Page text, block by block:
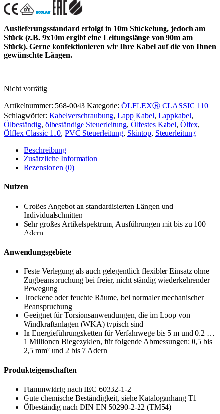
Auslieferungsstandard erfolgt in 10m Stückelung, jedoch am
Stück (z.B. 9x10m ergibt eine Leitungslänge von 90m am
Stück). Gerne konfektionieren wir Ihre Kabel auf die von Ihnen
gewünschte Längen.
Nicht vorrätig
Artikelnummer: 568-0043 Kategorie: ÖLFLEXⓇ CLASSIC 110
Schlagwörter: Kabelverschraubung, Lapp Kabel, Lappkabel,
Ölbeständig, ölbeständige Steuerleitung, Ölfestes Kabel, Ölfex,
Ölflex Classic 110, PVC Steuerleitung, Skintop, Steuerleitung
Beschreibung
Zusätzliche Information
Rezensionen (0)
Nutzen
Großes Angebot an standardisierten Längen und
Individualschnitten
Sehr großes Artikelspektrum, Ausführungen mit bis zu 100
Adern
Anwendungsgebiete
Feste Verlegung als auch gelegentlich flexibler Einsatz ohne
Zugbeanspruchung bei freier, nicht ständig wiederkehrender
Bewegung
Trockene oder feuchte Räume, bei normaler mechanischer
Beanspruchung
Geeignet für Torsionsanwendungen, die im Loop von
Windkraftanlagen (WKA) typisch sind
In Energieführungsketten für Verfahrwege bis 5 m und 0,2 …
1 Millionen Biegezyklen, für folgende Abmessungen: 0,5 bis
2,5 mm² und 2 bis 7 Adern
Produkteigenschaften
Flammwidrig nach IEC 60332-1-2
Gute chemische Beständigkeit, siehe Kataloganhang T1
Ölbeständig nach DIN EN 50290-2-22 (TM54)